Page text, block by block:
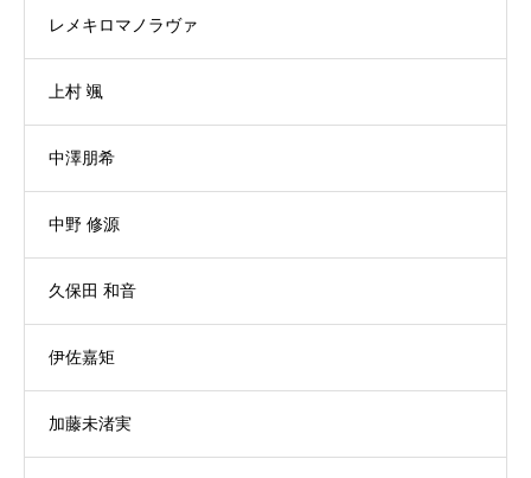
レメキロマノラヴァ
上村 颯
中澤朋希
中野 修源
久保田 和音
伊佐嘉矩
加藤未渚実